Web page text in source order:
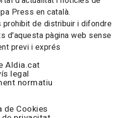
Press en català.
de distribuir i difondre
d'aquesta pàgina web sense
previ i exprés
Aldia.cat
legal
normatiu
de Cookies